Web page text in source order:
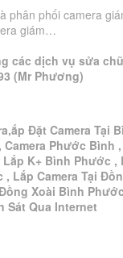
phân phối camera
giám…
các dịch vụ sửa
(Mr Phương)
Đặt Camera Tại
Phước Bình
Lắp K+ Bình Phước
Lắp Camera Tại
Xoài Bình
Sát Qua Internet